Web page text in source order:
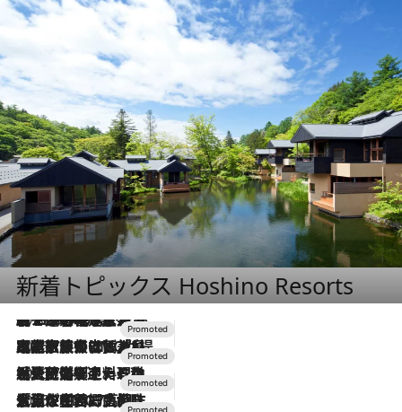
新着トピックス Hoshino Resorts
2026.8.7
【トンボの足水浴】ヒノキの香りに包まれて涼感マックス！約13℃の湧水かけ流しを避暑地「星野温泉 トンボの湯」で体験
2026.7.31
【ホテル帰省】という選択肢をOMOが提案。家族とほどよい距離を保つには「昼は実家、夜は気兼ねなくホテルで！」
2026.7.24
【夏限定ディナーコース】旬を迎える稚鮎や花ズッキーニなどをイタリア・トスカーナの郷土料理の手法で満喫！
2026.7.17
「土佐和ハーブかき氷」がOMO7高知に登場！生姜、山椒、大葉など目にも舌にも涼を呼ぶ郷土の味